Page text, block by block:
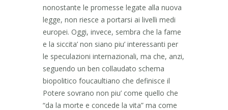
nonostante le promesse legate alla nuova
legge, non riesce a portarsi ai livelli medi
europei. Oggi, invece, sembra che la fame
e la siccita’ non siano piu’ interessanti per
le speculazioni internazionali, ma che, anzi,
seguendo un ben collaudato schema
biopolitico foucaultiano che definisce il
Potere sovrano non piu’ come quello che
“da la morte e concede la vita” ma come